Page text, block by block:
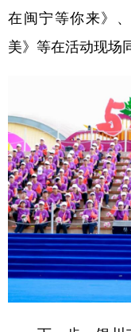
在闽宁等你来》
美》等在活动现场